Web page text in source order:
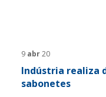
9 abr20
Indústria realiza
sabonetes